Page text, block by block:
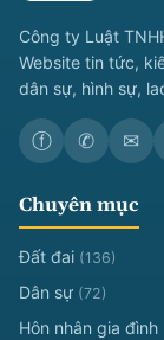
Công ty Luật
Website tin tức,
dân sự, hình sự,
ⓕ ✆ ✉
Chuyên mục
Đất đai (136)
Dân sự (72)
Hôn nhân gia đình